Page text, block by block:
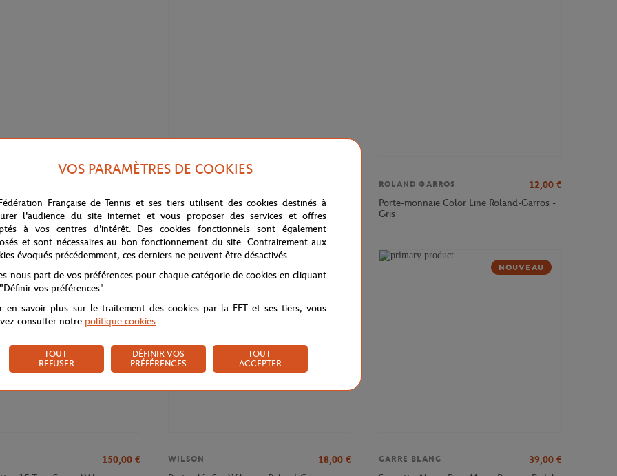
Color Lines Roland-Garros -
Porte-monnaie Color line Roland-Garros -
Marine
ROLAND GARROS 12,00 €
Porte-monnaie Color Line Roland-Garros -
Gris
150,00 €
WILSON 18,00 €
NOUVEAU
CARRE BLANC 39,00 €
VOS PARAMÈTRES DE COOKIES
Française de Tennis et ses tiers utilisent des cookies destinés à
l'audience du site internet et vous proposer des services et offres
à vos centres d'intérêt. Des cookies fonctionnels sont également
et sont nécessaires au bon fonctionnement du site. Contrairement aux
évoqués précédemment, ces derniers ne peuvent être désactivés.
nous part de vos préférences pour chaque catégorie de cookies en cliquant
vos préférences".
en savoir plus sur le traitement des cookies par la FFT et ses tiers, vous
consulter notre politique cookies.
TOUT
REFUSER
DÉFINIR VOS
PRÉFÉRENCES
TOUT
ACCEPTER